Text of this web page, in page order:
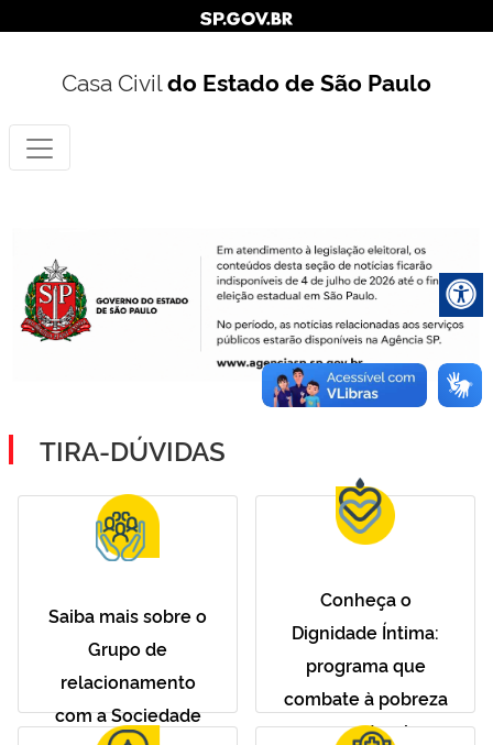
Casa Civildo Estado de São Paulo
TIRA-DÚVIDAS
Saiba mais sobre o
Grupo de
relacionamento
com a Sociedade
Conheça o
Dignidade Íntima:
programa que
combate à pobreza
menstrual